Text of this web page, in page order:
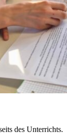
des Unterrichts.